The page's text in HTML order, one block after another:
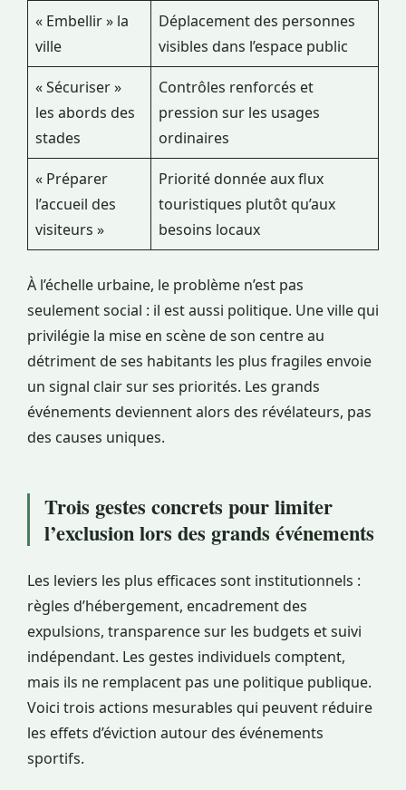
« Embellir » la
ville
Déplacement des personnes
visibles dans l’espace public
« Sécuriser »
les abords des
stades
Contrôles renforcés et
pression sur les usages
ordinaires
« Préparer
l’accueil des
visiteurs »
Priorité donnée aux flux
touristiques plutôt qu’aux
besoins locaux
À l’échelle urbaine, le problème n’est pas
seulement social : il est aussi politique. Une ville qui
privilégie la mise en scène de son centre au
détriment de ses habitants les plus fragiles envoie
un signal clair sur ses priorités. Les grands
événements deviennent alors des révélateurs, pas
des causes uniques.
Trois gestes concrets pour limiter
l’exclusion lors des grands événements
Les leviers les plus efficaces sont institutionnels :
règles d’hébergement, encadrement des
expulsions, transparence sur les budgets et suivi
indépendant. Les gestes individuels comptent,
mais ils ne remplacent pas une politique publique.
Voici trois actions mesurables qui peuvent réduire
les effets d’éviction autour des événements
sportifs.